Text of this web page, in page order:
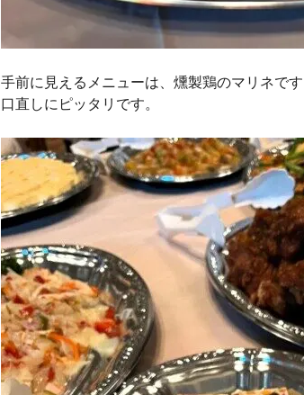
手前に見えるメニューは、燻製鶏のマリネで
口直しにピッタリです。